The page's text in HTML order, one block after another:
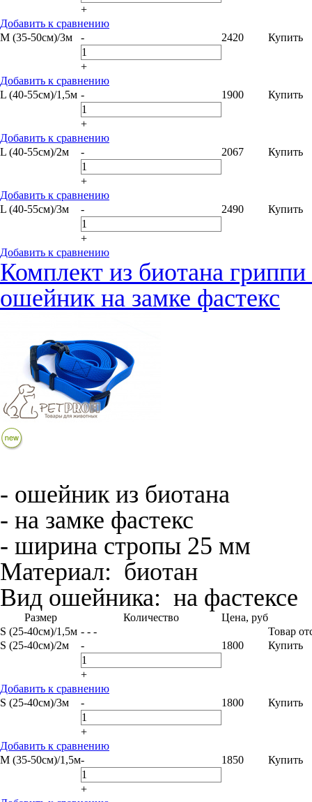
+
Добавить к сравнению
M (35-50см)/3м
-
+
2420 Купить
Добавить к сравнению
L (40-55см)/1,5м -
+
1900 Купить
Добавить к сравнению
L (40-55см)/2м
-
+
2067 Купить
Добавить к сравнению
L (40-55см)/3м
-
+
2490 Купить
Добавить к сравнению
Комплект из биотана
ошейник на замке фастекс
- ошейник из биотана
- на замке фастекс
- ширина стропы 25 мм
Материал: биотан
Вид ошейника: на фастексе
Размер Количество
Цена, руб
S (25-40см)/1,5м - - -
Товар
S (25-40см)/2м
-
+
1800 Купить
Добавить к сравнению
S (25-40см)/3м
-
+
1800 Купить
Добавить к сравнению
M (35-50см)/1,5м-
+
1850 Купить